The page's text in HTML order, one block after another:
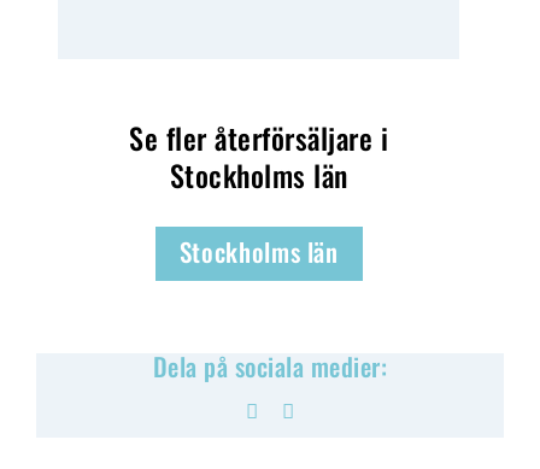
Se fler återförsäljare i
Stockholms län
Stockholms län
Dela på sociala medier:
Facebook